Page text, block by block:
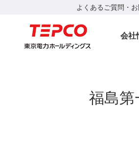
よくあるご質問・
会社
福島第